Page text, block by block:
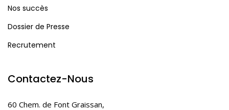
Nos succès
Dossier de Presse
Recrutement
Contactez-Nous
60 Chem. de Font Graissan,